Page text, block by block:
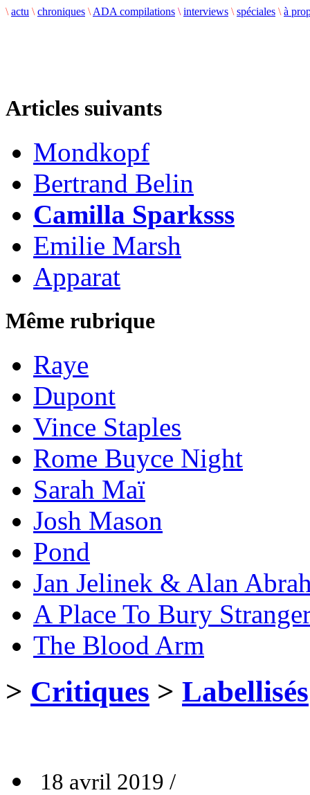
\ actu \ chroniques \ ADA compilations \ interviews \ spéciales \ à
Articles suivants
Mondkopf
Bertrand Belin
Camilla Sparksss
Emilie Marsh
Apparat
Même rubrique
Raye
Dupont
Vince Staples
Rome Buyce Night
Sarah Maï
Josh Mason
Pond
Jan Jelinek & Alan
A Place To Bury
The Blood Arm
> Critiques > Labellisés
18 avril 2019 /